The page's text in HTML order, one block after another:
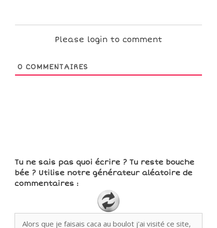
Please login to comment
0 COMMENTAIRES
Tu ne sais pas quoi écrire ? Tu reste bouche
bée ? Utilise notre générateur aléatoire de
commentaires :